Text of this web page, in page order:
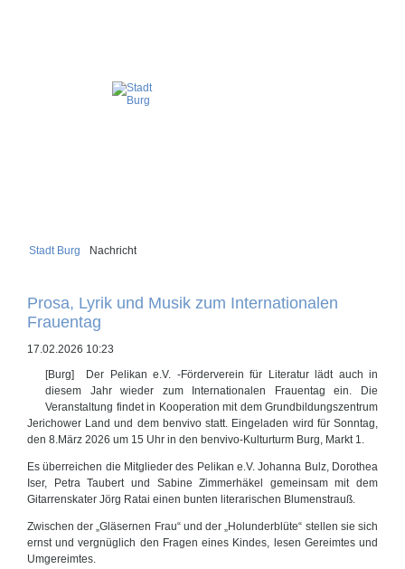
Stadt Burg Nachricht
Prosa, Lyrik und Musik zum Internationalen
Frauentag
17.02.2026 10:23
[Burg] Der Pelikan e.V. -Förderverein für Literatur lädt auch in
diesem Jahr wieder zum Internationalen Frauentag ein. Die
Veranstaltung findet in Kooperation mit dem Grundbildungszentrum
Jerichower Land und dem benvivo statt. Eingeladen wird für Sonntag,
den 8.März 2026 um 15 Uhr in den benvivo-Kulturturm Burg, Markt 1.
Es überreichen die Mitglieder des Pelikan e.V. Johanna Bulz, Dorothea
Iser, Petra Taubert und Sabine Zimmerhäkel gemeinsam mit dem
Gitarrenskater Jörg Ratai einen bunten literarischen Blumenstrauß.
Zwischen der „Gläsernen Frau“ und der „Holunderblüte“ stellen sie sich
ernst und vergnüglich den Fragen eines Kindes, lesen Gereimtes und
Umgereimtes.